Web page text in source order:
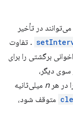
در تأخیر
. تفاوت
برگشتی را برای
دیگر،
در هرn میلی‌ثانیه
متوقف شود،